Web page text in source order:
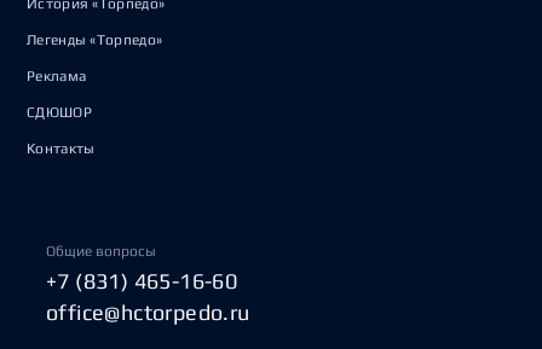
История «Торпедо»
Легенды «Торпедо»
Реклама
СДЮШОР
Контакты
Общие вопросы
+7 (831) 465-16-60
office@hctorpedo.ru